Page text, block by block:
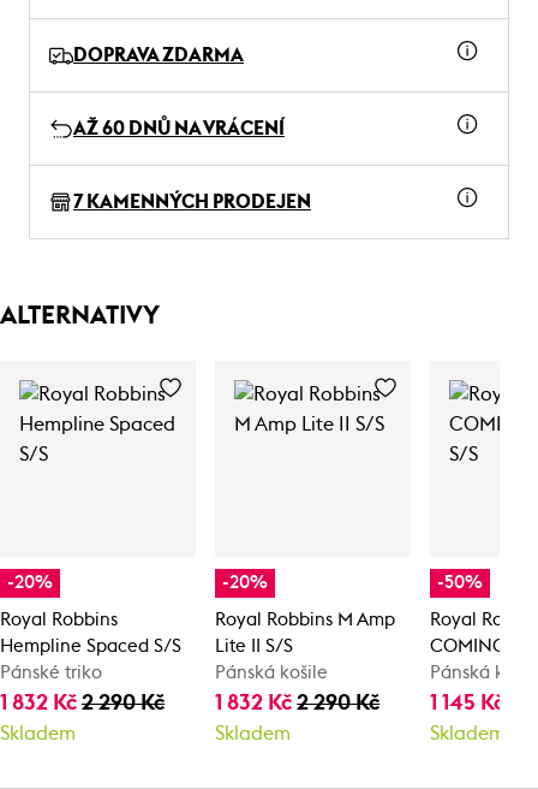
DOPRAVA ZDARMA
AŽ 60 DNŮ NA VRÁCENÍ
7 KAMENNÝCH PRODEJEN
ALTERNATIVY
-20%
Royal Robbins
Hempline Spaced S/S
Pánské triko
1 832 Kč 2 290 Kč
Skladem
-20%
Royal Robbins M Amp
Lite II S/S
Pánská košile
1 832 Kč2 290 Kč
Skladem
-50%
Royal
COMINO
Pánská
1 145 Kč
Skladem